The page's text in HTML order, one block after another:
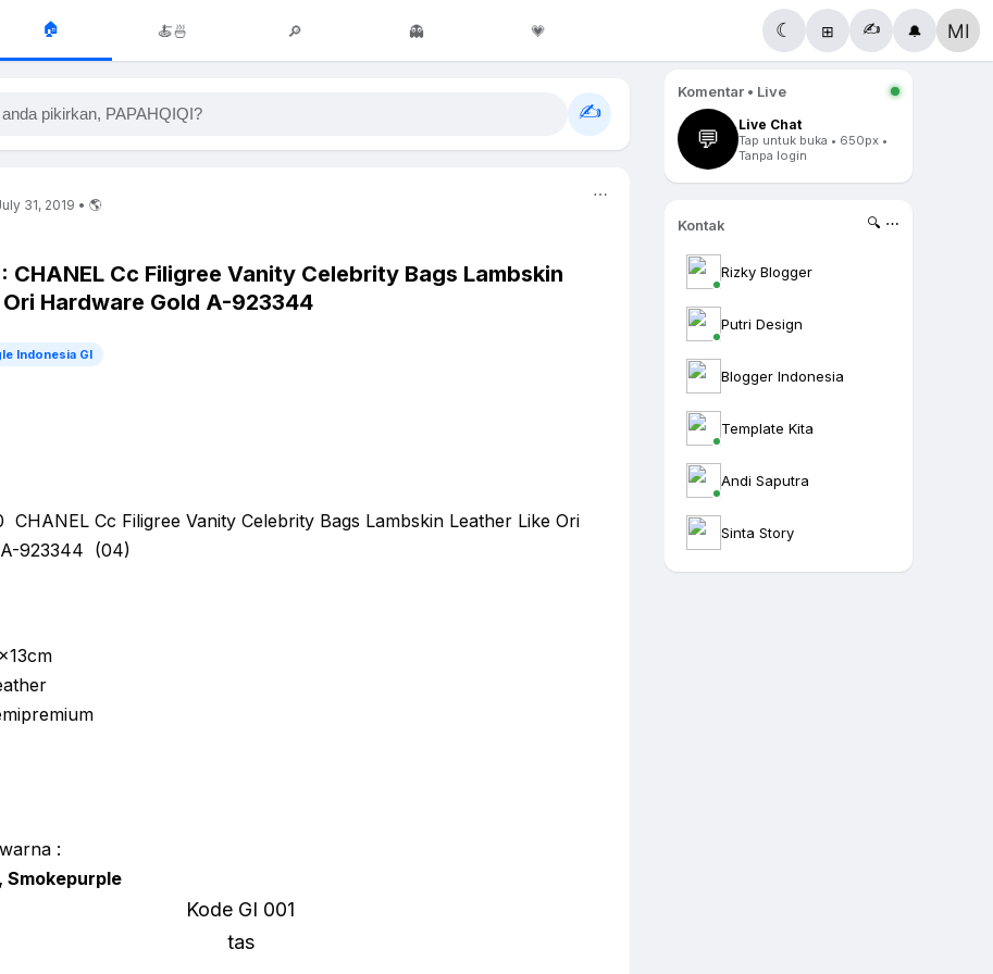
🏠 🍝🍜 🔎 👻 💗 ☾ ⊞ ✍️ 🔔
pikirkan, PAPAHQIQI? ✍️
31, 2019 • 🌎
⋯
CHANEL Cc Filigree Vanity Celebrity Bags Lambskin
Hardware Gold A-923344
Indonesia GI
CHANEL Cc Filigree Vanity Celebrity Bags Lambskin Leather Like Ori
923344 (04)
:
Smokepurple
Kode GI 001
tas
Komentar • Live
💬
Live Chat
Tap untuk buka • 650px •
Tanpa login
Kontak 🔍 ⋯
Rizky Blogger
Putri Design
Blogger Indonesia
Template Kita
Andi Saputra
Sinta Story